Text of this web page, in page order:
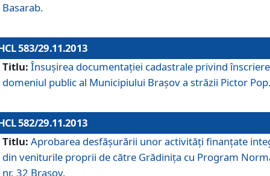
Basarab.
583/29.11.2013
Titlu: Însuşirea documentaţiei cadastrale privind
domeniul public al Municipiului Braşov a străzii Pictor
582/29.11.2013
Titlu: Aprobarea desfăşurării unor activităţi finanţate
din veniturile proprii de către Grădiniţa cu Program
nr. 32 Braşov.